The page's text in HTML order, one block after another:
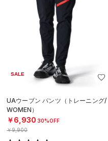
SALE
UAウーブン パンツ（トレーニング/
WOMEN）
￥6,930 30%OFF
￥9,900